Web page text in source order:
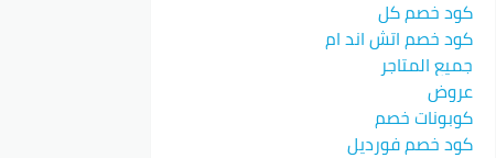
كود خصم كل
كود خصم اتش اند ام
جميع المتاجر
عروض
كوبونات خصم
كود خصم فورديل